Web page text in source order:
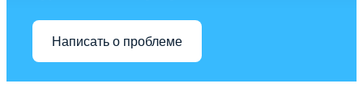
Написать о проблеме